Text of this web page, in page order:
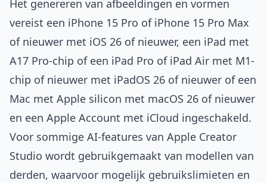
Het genereren van afbeeldingen en vormen
vereist een iPhone 15 Pro of iPhone 15 Pro Max
of nieuwer met iOS 26 of nieuwer, een iPad met
A17 Pro-chip of een iPad Pro of iPad Air met M1-
chip of nieuwer met iPadOS 26 of nieuwer of een
Mac met Apple silicon met macOS 26 of nieuwer
en een Apple Account met iCloud ingeschakeld.
Voor sommige AI-features van Apple Creator
Studio wordt gebruikgemaakt van modellen van
derden, waarvoor mogelijk gebruikslimieten en